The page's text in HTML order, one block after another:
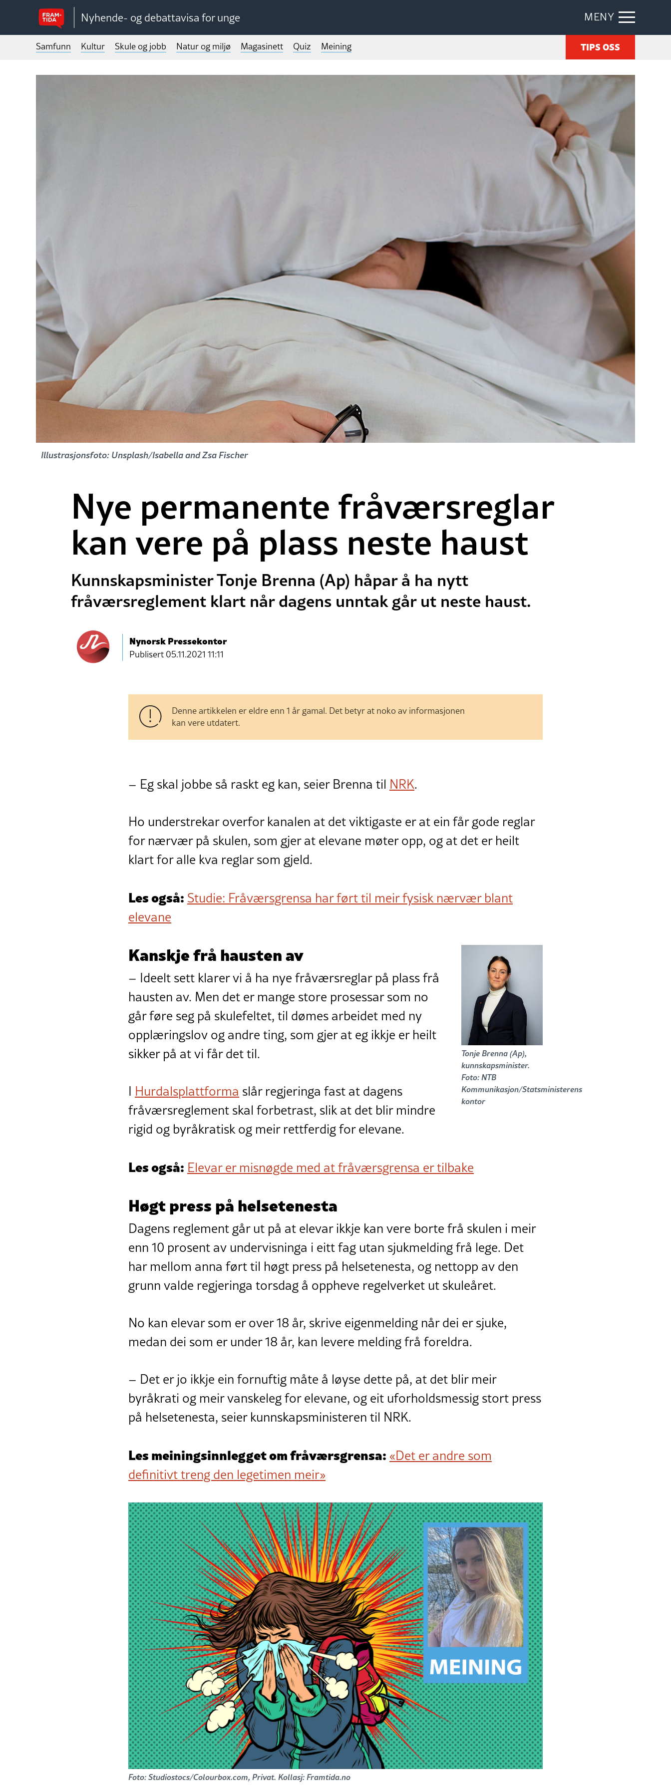
Nyhende- og debattavisa for unge MENY
Samfunn Kultur Skule og jobb Natur og miljø Magasinett Quiz Meining TIPS OSS
Illustrasjonsfoto: Unsplash/Isabella and Zsa Fischer
Nye permanente fråværsreglar
kan vere på plass neste haust
Kunnskapsminister Tonje Brenna (Ap) håpar å ha nytt
fråværsreglement klart når dagens unntak går ut neste haust.
Nynorsk Pressekontor
Publisert 05.11.2021 11:11
Denne artikkelen er eldre enn 1 år gamal. Det betyr at noko av informasjonen
kan vere utdatert.
– Eg skal jobbe så raskt eg kan, seier Brenna til NRK.
Ho understrekar overfor kanalen at det viktigaste er at ein får gode reglar
for nærvær på skulen, som gjer at elevane møter opp, og at det er heilt
klart for alle kva reglar som gjeld.
Les også: Studie: Fråværsgrensa har ført til meir fysisk nærvær blant
elevane
Tonje Brenna (Ap),
kunnskapsminister.
Foto: NTB
Kommunikasjon/Statsministerens
kontor
Kanskje frå hausten av
– Ideelt sett klarer vi å ha nye fråværsreglar på plass frå
hausten av. Men det er mange store prosessar som no
går føre seg på skulefeltet, til dømes arbeidet med ny
opplæringslov og andre ting, som gjer at eg ikkje er heilt
sikker på at vi får det til.
I Hurdalsplattforma slår regjeringa fast at dagens
fråværsreglement skal forbetrast, slik at det blir mindre
rigid og byråkratisk og meir rettferdig for elevane.
Les også: Elevar er misnøgde med at fråværsgrensa er tilbake
Høgt press på helsetenesta
Dagens reglement går ut på at elevar ikkje kan vere borte frå skulen i meir
enn 10 prosent av undervisninga i eitt fag utan sjukmelding frå lege. Det
har mellom anna ført til høgt press på helsetenesta, og nettopp av den
grunn valde regjeringa torsdag å oppheve regelverket ut skuleåret.
No kan elevar som er over 18 år, skrive eigenmelding når dei er sjuke,
medan dei som er under 18 år, kan levere melding frå foreldra.
– Det er jo ikkje ein fornuftig måte å løyse dette på, at det blir meir
byråkrati og meir vanskeleg for elevane, og eit uforholdsmessig stort press
på helsetenesta, seier kunnskapsministeren til NRK.
Les meiningsinnlegget om fråværsgrensa: «Det er andre som
definitivt treng den legetimen meir»
Foto: Studiostocs/Colourbox.com, Privat. Kollasj: Framtida.no